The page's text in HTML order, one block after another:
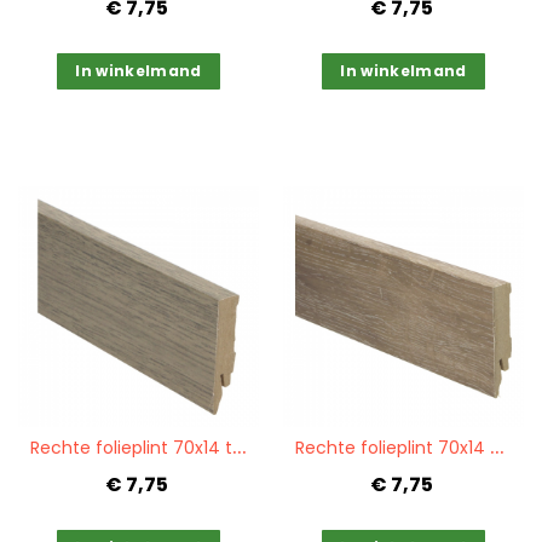
€ 7,75
In winkelmand
€ 7,75
In winkelmand
R
echte folieplint 70x14 traditional oak PPC 27129
€ 7,75
R
echte folieplint 70x14 canadees eiken geborsteld PPC 27152
€ 7,75